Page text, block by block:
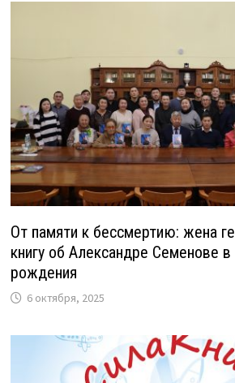
От памяти к бессмертию: жена
книгу об Александре Семенове в
рождения
6 октября, 2025